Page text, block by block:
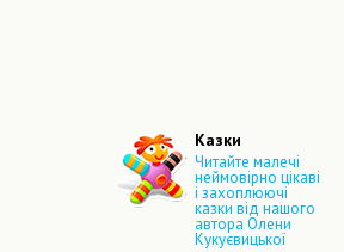
Казки
Читайте малечі
неймовірно цікаві
і захоплюючі
казки від нашого
автора Олени
Кукуєвицької